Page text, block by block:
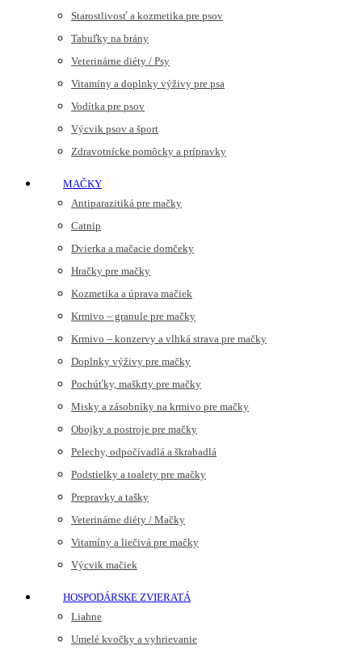
Starostlivosť a kozmetika pre psov
Tabuľky na brány
Veterinárne diéty / Psy
Vitamíny a doplnky výživy pre psa
Vodítka pre psov
Výcvik psov a šport
Zdravotnícke pomôcky a prípravky
MAČKY
Antiparazitiká pre mačky
Catnip
Dvierka a mačacie domčeky
Hračky pre mačky
Kozmetika a úprava mačiek
Krmivo – granule pre mačky
Krmivo – konzervy a vlhká strava pre mačky
Doplnky výživy pre mačky
Pochúťky, maškrty pre mačky
Misky a zásobníky na krmivo pre mačky
Obojky a postroje pre mačky
Pelechy, odpočívadlá a škrabadlá
Podstielky a toalety pre mačky
Prepravky a tašky
Veterinárne diéty / Mačky
Vitamíny a liečivá pre mačky
Výcvik mačiek
HOSPODÁRSKE ZVIERATÁ
Liahne
Umelé kvočky a vyhrievanie